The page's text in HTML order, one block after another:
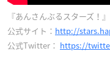
『あんさんぶるスターズ！』
公式サイト： http://
公式Twitter： https://